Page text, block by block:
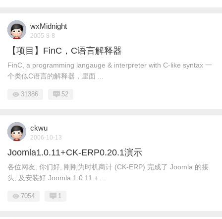
wxMidnight
2005-8-8
【项目】FinC，C语言解释器
FinC, a programming langauge & interpreter with C-like syntax 一
个类似C语言的解释器，里面 ...
31386 52
ckwu
2006-10-13
Joomla1.0.11+CK-ERP0.20.1演示
各位网友, 你们好, 刚刚为时机商计 (CK-ERP) 完成了 Joomla 的接
头, 及安装好 Joomla 1.0.11 + ...
7054 1